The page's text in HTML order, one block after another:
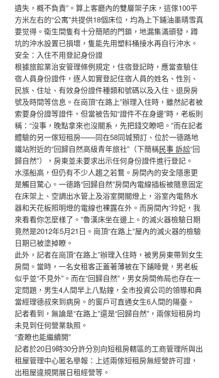
遺失，概不負責”。算上客廳內的雙層架子床，這傢100平
方米左右的“公寓”共提供18個床位，均為上下鋪油墨晴雪真
要觉得。衛生間隻有十分簡陋的門鎖，地漏集滿頭發，蹲
坑的沖水設置已損壞，隻能先用塑料桶接水再自行沖水。
安全：入住不用登記身份證
根據旅館業治安管理條例規定，住宿登記時，應當查驗住
宿人員身份證件，逐人如實登記住宿人員的姓名、性別、
民族、住址、有效身份證件種類和號碼以及入住、退房房
號及時間等信息。在崗頂“在路上”辦理入住時，雖然記者被
索要身份證等證件，但當被告知“證件不在身邊”時，老板則
稱：“沒事，晚點拿來也沒關系，先把錢交瞭吧。”而在記者
體驗的另一傢短租房——同在58同城預訂、位於一德路地
鐵站附近的“回歸自然高級青年旅社”（下簡稱民事 訴訟“回
歸自然”），房東並未要求出示任何身份證件進行登記。
水漲船高，但仍有不少人趨之若鶩。房間內的安全隱患更
是觸目驚心。一德路“回歸自然”房間內電線插板被隨意固定
在床架上、空調出水管上及浴室開關燈上，浴室內電熱水
器和天花板照明燈的電線也裸露在外。而房間內“玲妃，我
來看看你怎麼樣了。”魯漢床坐在邊上。的滅火器檢驗日期
竟然是2012年5月21日。崗頂“在路上”屋內的滅火器的檢驗
日期已被塗掉瞭。
此外，記者在崗頂“在路上”辦理入住時，被男房東帶到女生
房間。當時，一名女租客正蓋著薄被在下鋪睡覺，男老板
似乎並“不見外”。而在“回歸自然”，男女房間佈局也存在一
定問題，男生4人間早上八點鐘，全市投資公司的領導和典
當經理德叔來到病房。的窗戶可直通女生6人間的陽臺。
記者看到，無論是“在路上”還是“回歸自然”，兩傢短租房均
未見到任何營業執照。
“查瞭也能繼續開”
記者於20日9時30分許分別向短租房轄區的工商管理所與出
租屋管理中心匿名舉報：上述兩傢短租房無經營許可證，
出租屋違規開展日租經營等。